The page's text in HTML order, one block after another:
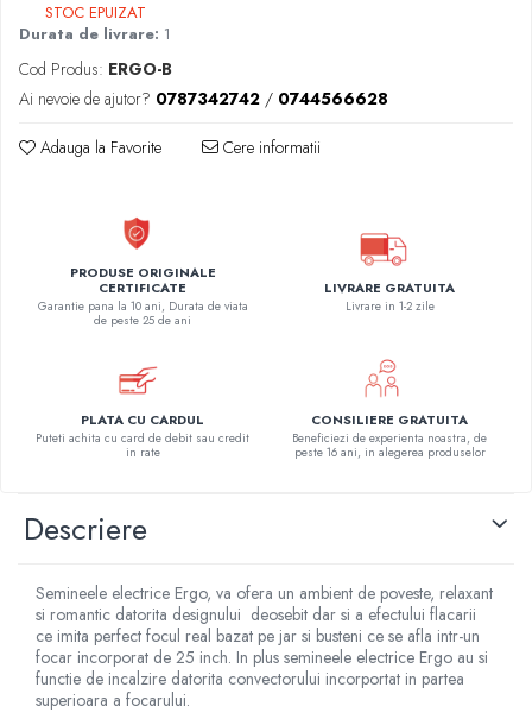
STOC EPUIZAT
Durata de livrare: 1
Cod Produs: ERGO-B
Ai nevoie de ajutor? 0787342742 / 0744566628
Adauga la Favorite Cere informatii
PRODUSE ORIGINALE
CERTIFICATE
Garantie pana la 10 ani, Durata de viata
de peste 25 de ani
LIVRARE GRATUITA
Livrare in 1-2 zile
PLATA CU CARDUL
Puteti achita cu card de debit sau credit
in rate
CONSILIERE GRATUITA
Beneficiezi de experienta noastra, de
peste 16 ani, in alegerea produselor
Descriere
Semineele electrice Ergo, va ofera un ambient de poveste, relaxant
si romantic datorita designului deosebit dar si a efectului flacarii
ce imita perfect focul real bazat pe jar si busteni ce se afla intr-un
focar incorporat de 25 inch. In plus semineele electrice Ergo au si
functie de incalzire datorita convectorului incorportat in partea
superioara a focarului.